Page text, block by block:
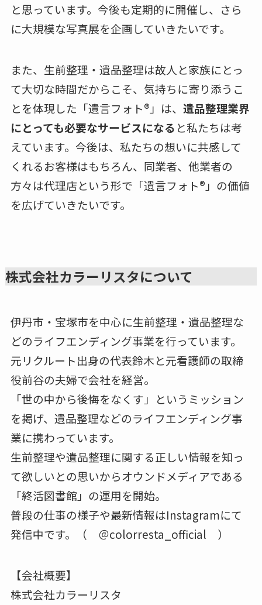
と思っています。今後も定期的に開催し、さら
に大規模な写真展を企画していきたいです。
また、生前整理・遺品整理は故人と家族にとっ
て大切な時間だからこそ、気持ちに寄り添うこ
とを体現した「遺言フォト®︎」は、 遺品整理業界
にとっても必要なサービスになる と私たちは考
えています。今後は、私たちの想いに共感して
くれるお客様はもちろん、同業者、他業者の
方々は代理店という形で「遺言フォト®︎」の価値
を広げていきたいです。
株式会社カラーリスタについて
伊丹市・宝塚市を中心に生前整理・遺品整理な
どのライフエンディング事業を行っています。
元リクルート出身の代表鈴木と元看護師の取締
役前谷の夫婦で会社を経営。
「世の中から後悔をなくす」というミッション
を掲げ、遺品整理などのライフエンディング事
業に携わっています。
生前整理や遺品整理に関する正しい情報を知っ
て欲しいとの思いからオウンドメディアである
「終活図書館」の運用を開始。
普段の仕事の様子や最新情報はInstagramにて
発信中です。（ ＠colorresta_official ）
【会社概要】
株式会社カラーリスタ